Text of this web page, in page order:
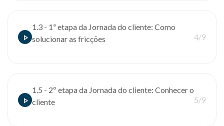
1.3 - 1ª etapa da Jornada do cliente: Como
solucionar as fricções
4/9
1.5 - 2º etapa da Jornada do cliente: Conhecer o
cliente
5/9